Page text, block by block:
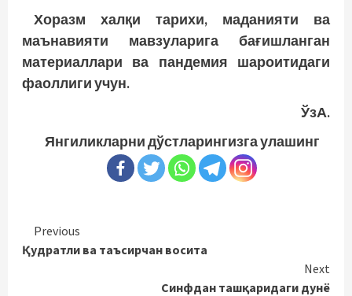
Хоразм халқи тарихи, маданияти ва
маънавияти мавзуларига бағиш­ланган
материаллари ва пандемия шароитидаги
фаоллиги учун.
ЎзА.
Янгиликларни дўстларингизга улашинг
Continue
Reading
Previous
Қудратли ва таъсирчан восита
Next
Синфдан ташқаридаги дунё